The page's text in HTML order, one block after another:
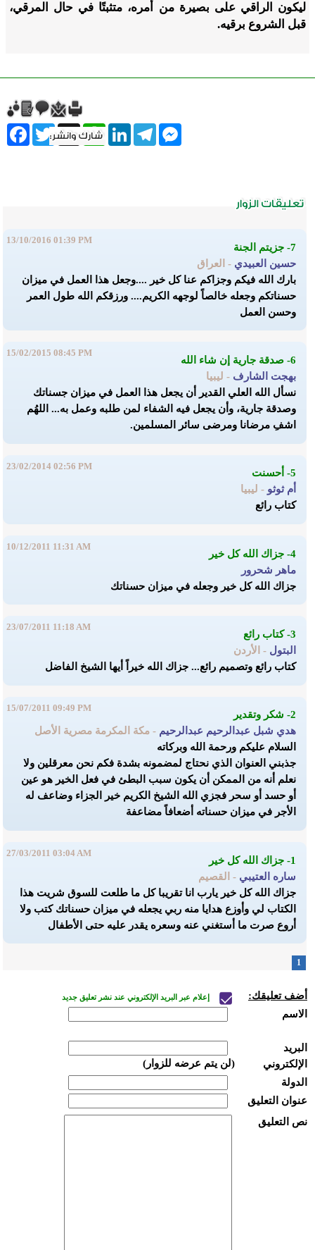
ليكون الراقي على بصيرة من أمره، متثبتًا في حال المرقي،
قبل الشروع برقيه.
Twitter X
WhatsApp
LinkedInTelegram
Messenger
7- جزيتم الجنة
حسين العبيدي - العراق
13/10/2016 01:39 PM
بارك الله فيكم وجزاكم عنا كل خير ....وجعل هذا العمل في ميزان
حسناتكم وجعله خالصاً لوجهه الكريم.... ورزقكم الله طول العمر
وحسن العمل
6- صدقة جارية إن شاء الله
بهجت الشارف - ليبيا
15/02/2015 08:45 PM
نسأل الله العلي القدير أن يجعل هذا العمل في ميزان جسناتك
وصدقة جارية، وأن يجعل فيه الشفاء لمن طلبه وعمل به... اللهُم
اشفِ مرضانا ومرضى سائر المسلمين.
5- أحسنت
أم ثوثو - ليبيا
23/02/2014 02:56 PM
كتاب رائع
4- جزاك الله كل خير
ماهر شحرور
10/12/2011 11:31 AM
جزاك الله كل خير وجعله في ميزان حسناتك
3- كتاب رائع
البتول - الأردن
23/07/2011 11:18 AM
كتاب رائع وتصميم رائع... جزاك الله خيراً أيها الشيخ الفاضل
2- شكر وتقدير
هدي شبل عبدالرحيم عبدالرحيم - مكة المكرمة مصرية الأصل
15/07/2011 09:49 PM
السلام عليكم ورحمة الله وبركاته
جذبني العنوان الذي نحتاج لمضمونه بشدة فكم نحن معرقلين ولا
نعلم أنه من الممكن أن يكون سبب البطئ في فعل الخير هو عين
أو حسد أو سحر فجزي الله الشيخ الكريم خير الجزاء وضاعف له
الأجر في ميزان حسناته أضعافاً مضاعفة
1- جزاك الله كل خير
ساره العتيبي - القصيم
27/03/2011 03:04 AM
جزاك الله كل خير يارب انا تقريبا كل ما طلعت للسوق شريت هذا
الكتاب لي وأوزع هدايا منه ربي يجعله في ميزان حسناتك كتب ولا
أروع صرت ما أستغني عنه وسعره يقدر عليه حتى الأطفال
1
أضف تعليقك: إعلام عبر البريد الإلكتروني عند نشر تعليق جديد
الاسم
البريد
الإلكتروني
(لن يتم عرضه للزوار)
الدولة
عنوان التعليق
نص التعليق